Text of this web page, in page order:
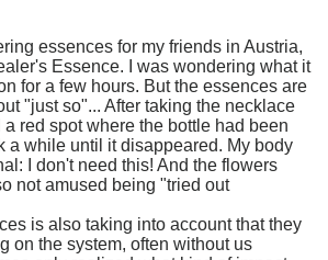
essences for my friends in Austria,
Essence. I was wondering what it
for a few hours. But the essences are
"just so"... After taking the necklace
red spot where the bottle had been
a while until it disappeared. My body
I don't need this! And the flowers
not amused being "tried out".
is also taking into account that they
on the system, often without us